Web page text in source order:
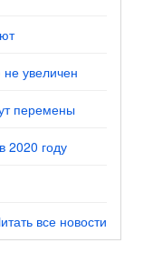
увеличен
перемены
2020 году
все новости